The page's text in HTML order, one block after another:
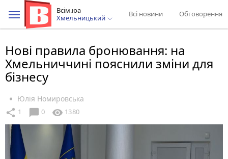
Всім.юа
Хмельницький
Всі новини Обговорення
Нові правила бронювання: на
Хмельниччині пояснили зміни для
бізнесу
Юлія Номировська
share 1 chat_bubble 0 visibility 1380